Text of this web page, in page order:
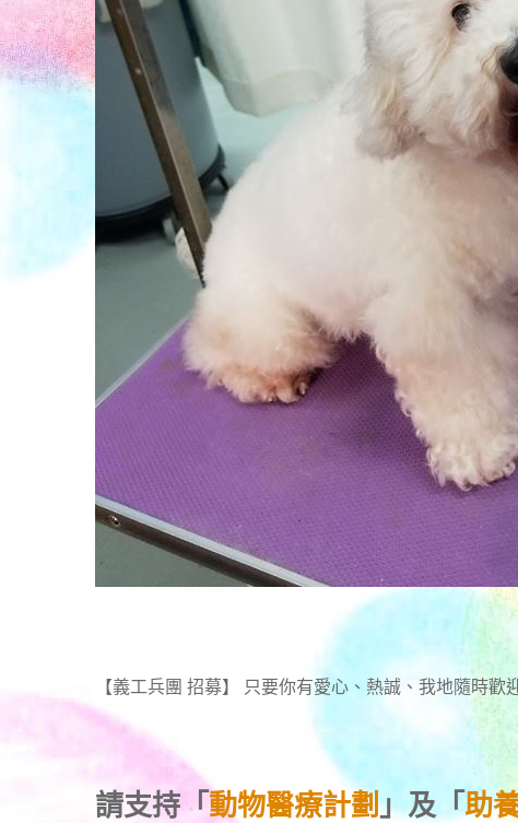
【義工兵團 招募】 只要你有愛心、熱誠、我地隨時
請支持「 動物醫療計劃」及「助